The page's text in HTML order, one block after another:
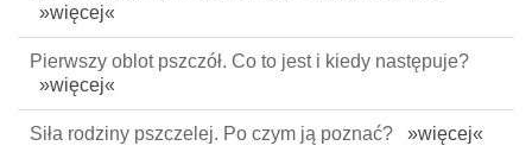
»więcej«
Pierwszy oblot pszczół. Co to jest i kiedy następuje?
»więcej«
Siła rodziny pszczelej. Po czym ją poznać? »więcej«